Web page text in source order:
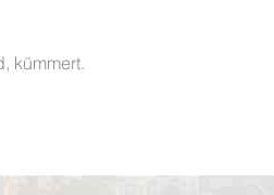
kümmert.